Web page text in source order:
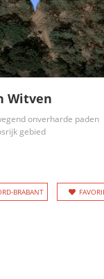
Witven
onverharde paden
gebied
BRABANT